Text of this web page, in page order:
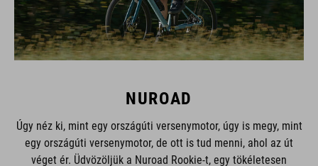
NUROAD
Úgy néz ki, mint egy országúti versenymotor, úgy is megy, mint
egy országúti versenymotor, de ott is tud menni, ahol az út
véget ér. Üdvözöljük a Nuroad Rookie-t, egy tökéletesen